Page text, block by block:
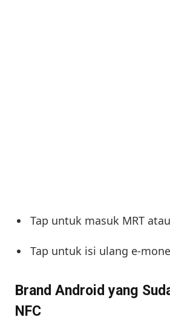
Tap untuk masuk MRT
Tap untuk isi ulang e-
Brand Android yang
NFC